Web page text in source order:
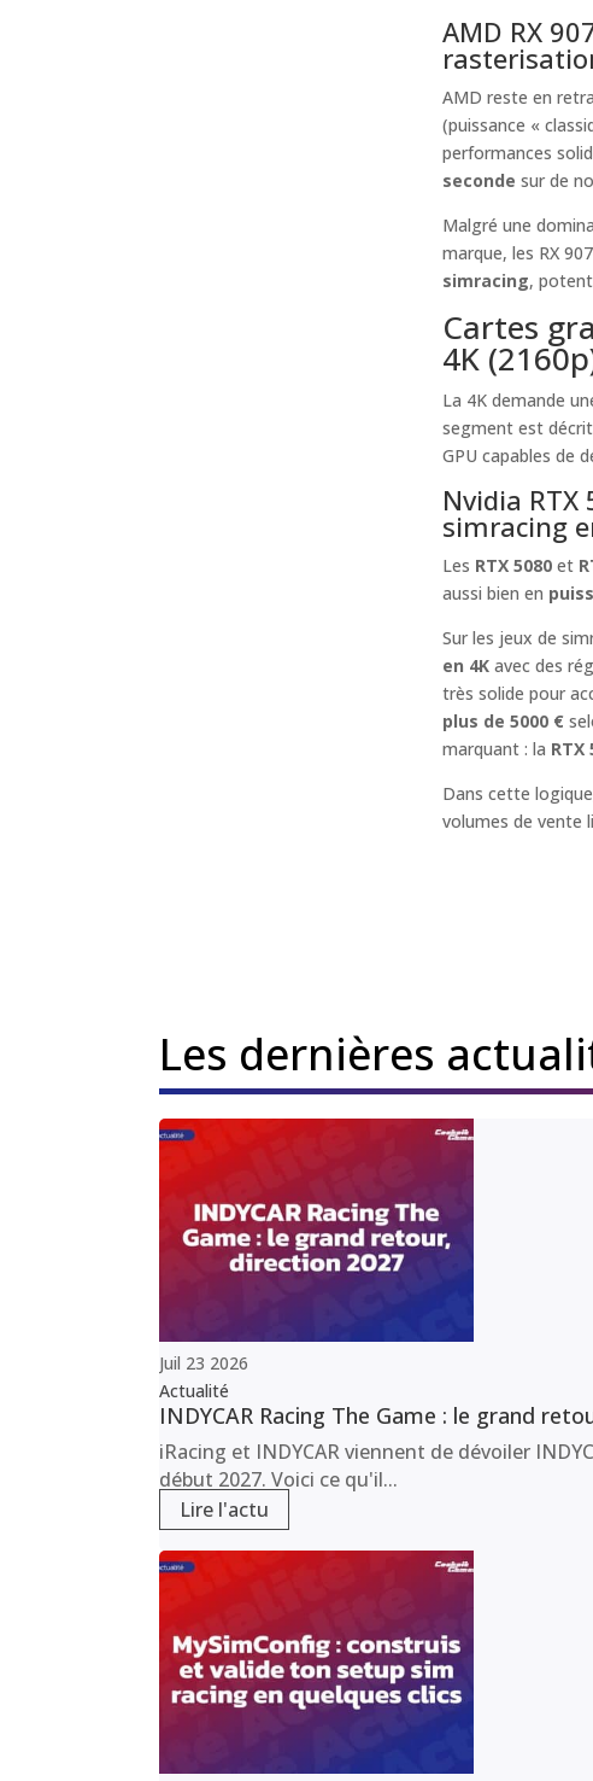
AMD RX
AMD reste en
(puissance «
performances
seconde sur de
Malgré une
marque, les RX
simracing,
Cartes
4K
La 4K demande
segment est
GPU capables de
Nvidia
simracing
Les RTX 5080et
aussi bien en
Sur les jeux de
en 4Kavec des
très solide pour
plus de 5000 €
marquant : la RTX
Dans cette
volumes de vente
Les dernières
Juil 23 2026
Actualité
INDYCAR Racing The Game : le grand
iRacing et INDYCAR viennent de dévoiler
début 2027. Voici ce qu'il...
Lire l'actu